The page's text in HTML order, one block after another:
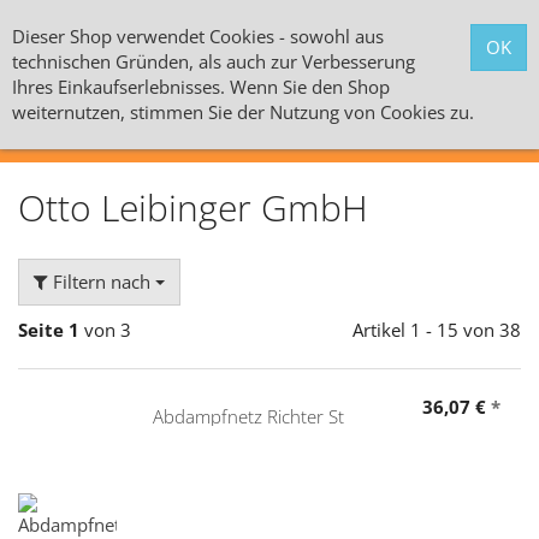
Alle Kategorien
Otto Leibinger GmbH
Filtern nach
Seite 1 von 3 Artikel 1 - 15 von 38
Abdampfnetz Richter St 36,07 € *
Dieser Shop verwendet Cookies - sowohl aus
technischen Gründen, als auch zur Verbesserung
Ihres Einkaufserlebnisses. Wenn Sie den Shop
weiternutzen, stimmen Sie der Nutzung von Cookies zu.